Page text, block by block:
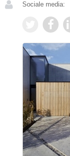
Sociale media: